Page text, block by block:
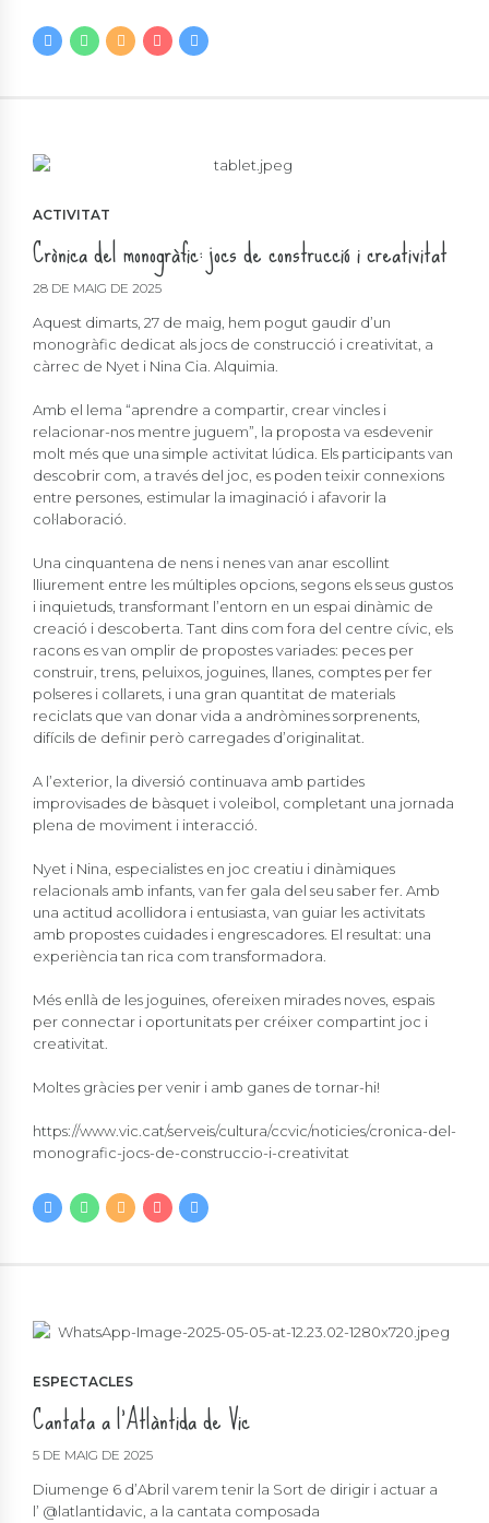
ACTIVITAT
Crònica del monogràfic: jocs de construcció i creativitat
28 DE MAIG DE 2025
Aquest dimarts, 27 de maig, hem pogut gaudir d’un
monogràfic dedicat als jocs de construcció i creativitat, a
càrrec de Nyet i Nina Cia. Alquimia.
Amb el lema “aprendre a compartir, crear vincles i
relacionar-nos mentre juguem”, la proposta va esdevenir
molt més que una simple activitat lúdica. Els participants van
descobrir com, a través del joc, es poden teixir connexions
entre persones, estimular la imaginació i afavorir la
col·laboració.
Una cinquantena de nens i nenes van anar escollint
lliurement entre les múltiples opcions, segons els seus gustos
i inquietuds, transformant l’entorn en un espai dinàmic de
creació i descoberta. Tant dins com fora del centre cívic, els
racons es van omplir de propostes variades: peces per
construir, trens, peluixos, joguines, llanes, comptes per fer
polseres i collarets, i una gran quantitat de materials
reciclats que van donar vida a andròmines sorprenents,
difícils de definir però carregades d’originalitat.
A l’exterior, la diversió continuava amb partides
improvisades de bàsquet i voleibol, completant una jornada
plena de moviment i interacció.
Nyet i Nina, especialistes en joc creatiu i dinàmiques
relacionals amb infants, van fer gala del seu saber fer. Amb
una actitud acollidora i entusiasta, van guiar les activitats
amb propostes cuidades i engrescadores. El resultat: una
experiència tan rica com transformadora.
Més enllà de les joguines, ofereixen mirades noves, espais
per connectar i oportunitats per créixer compartint joc i
creativitat.
Moltes gràcies per venir i amb ganes de tornar-hi!
https://www.vic.cat/serveis/cultura/ccvic/noticies/cronica-del-
monografic-jocs-de-construccio-i-creativitat
ESPECTACLES
Cantata a l’Atlàntida de Vic
5 DE MAIG DE 2025
Diumenge 6 d’Abril varem tenir la Sort de dirigir i actuar a
l’ @latlantidavic, a la cantata composada